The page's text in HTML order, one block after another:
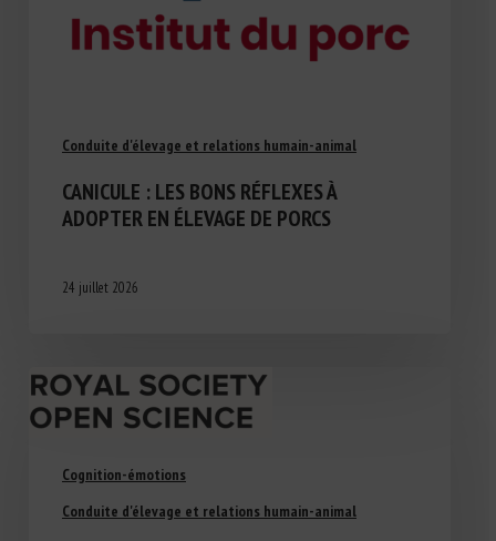
Conduite d'élevage et relations humain-animal
CANICULE : LES BONS RÉFLEXES À
ADOPTER EN ÉLEVAGE DE PORCS
24 juillet 2026
Cognition-émotions
Conduite d'élevage et relations humain-animal